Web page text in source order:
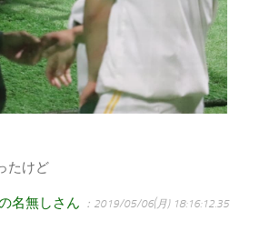
たけど
名無しさん ：2019/05/06(月) 18:16:12.35